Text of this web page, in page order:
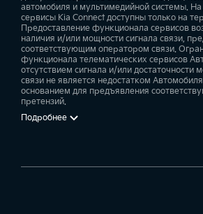
автомобиля и мультимедийной системы.
сервисы Kia Connect доступны только на
Предоставление функционала сервисов
наличия и/или мощности сигнала связи,
соответствующим оператором связи.
функционала телематических сервисов
отсутствием сигнала и/или достаточности
связи не является недостатком
основанием для предъявления
претензий.
Подробнее